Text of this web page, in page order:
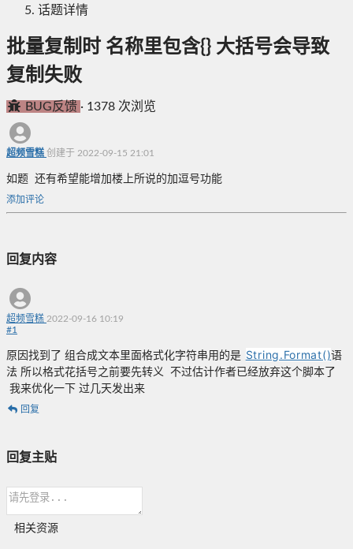
话题详情
批量复制时 名称里包含{} 大括号会导致
复制失败
BUG反馈 · 1378 次浏览
超频雪糕 创建于 2022-09-15 21:01
如题 还有希望能增加楼上所说的加逗号功能
添加评论
回复内容
超频雪糕 2022-09-16 10:19
#1
原因找到了 组合成文本里面格式化字符串用的是 String.Format()语
法 所以格式花括号之前要先转义 不过估计作者已经放弃这个脚本了
我来优化一下 过几天发出来
回复
回复主贴
相关资源